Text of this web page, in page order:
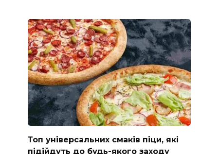
Топ універсальних смаків піци, які
підійдуть до будь-якого заходу